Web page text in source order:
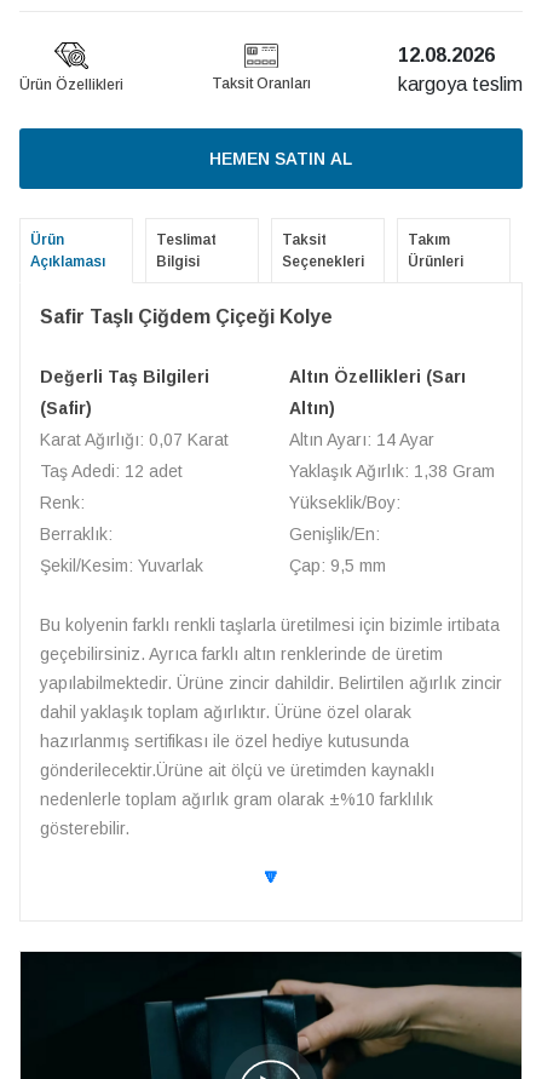
Ürün Özellikleri Taksit Oranları
12.08.2026
kargoya teslim
HEMEN SATIN AL
Ürün
Açıklaması
Teslimat
Bilgisi
Taksit
Seçenekleri
Takım
Ürünleri
Safir Taşlı Çiğdem Çiçeği Kolye
Değerli Taş Bilgileri
(Safir)
Karat Ağırlığı: 0,07 Karat
Taş Adedi: 12 adet
Renk:
Berraklık:
Şekil/Kesim: Yuvarlak
Altın Özellikleri (Sarı
Altın)
Altın Ayarı: 14 Ayar
Yaklaşık Ağırlık: 1,38 Gram
Yükseklik/Boy:
Genişlik/En:
Çap: 9,5 mm
Bu kolyenin farklı renkli taşlarla üretilmesi için bizimle irtibata
geçebilirsiniz. Ayrıca farklı altın renklerinde de üretim
yapılabilmektedir. Ürüne zincir dahildir. Belirtilen ağırlık zincir
dahil yaklaşık toplam ağırlıktır. Ürüne özel olarak
hazırlanmış sertifikası ile özel hediye kutusunda
gönderilecektir.Ürüne ait ölçü ve üretimden kaynaklı
nedenlerle toplam ağırlık gram olarak ±%10 farklılık
gösterebilir.
🔽